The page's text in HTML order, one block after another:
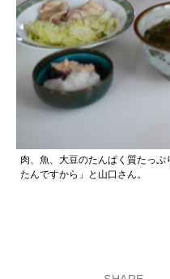
肉、魚、大豆のたんぱく質たっ
たんですから」と山口さん。